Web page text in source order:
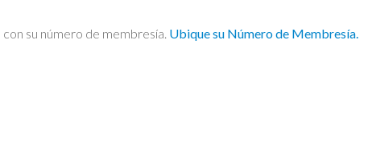
su número de membresía. Ubique su Número de Membresía.